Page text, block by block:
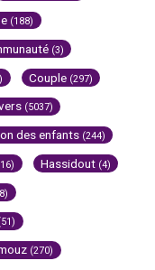
(188)
(3)
Couple (297)
(5037)
des enfants (244)
Hassidout (4)
(270)